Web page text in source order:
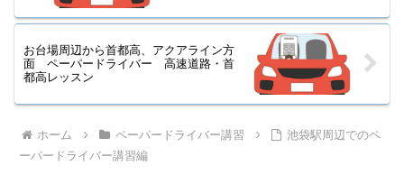
お台場周辺から首都高、アクアライン方
面 ペーパードライバー 高速道路・首
都高レッスン
ホーム ペーパードライバー講習
池袋駅周辺でのペ
ーパードライバー講習編